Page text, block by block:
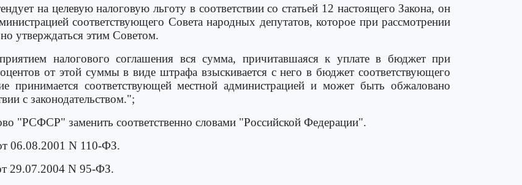
на целевую налоговую льготу в соответствии со статьей 12 настоящего Закона, он
соответствующего Совета народных депутатов, которое при рассмотрении
утверждаться этим Советом.
налогового соглашения вся сумма, причитавшаяся к уплате в бюджет при
от этой суммы в виде штрафа взыскивается с него в бюджет соответствующего
принимается соответствующей местной администрацией и может быть обжаловано
с законодательством.";
"РСФСР" заменить соответственно словами "Российской Федерации".
06.08.2001 N 110-ФЗ.
29.07.2004 N 95-ФЗ.